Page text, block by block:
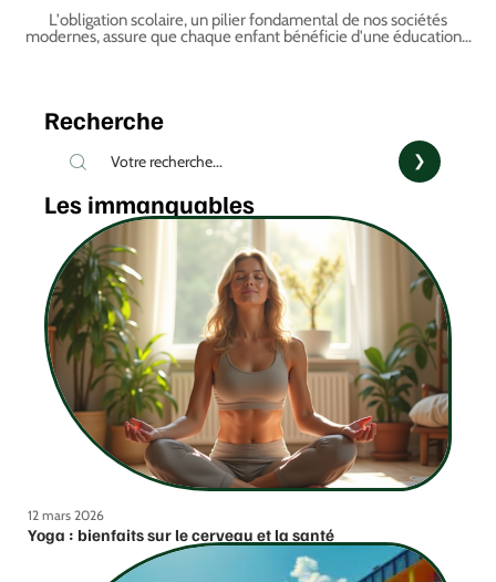
L'obligation scolaire, un pilier fondamental de nos sociétés
modernes, assure que chaque enfant bénéficie d'une éducation…
Recherche
Les immanquables
12 mars 2026
Yoga : bienfaits sur le cerveau et la santé